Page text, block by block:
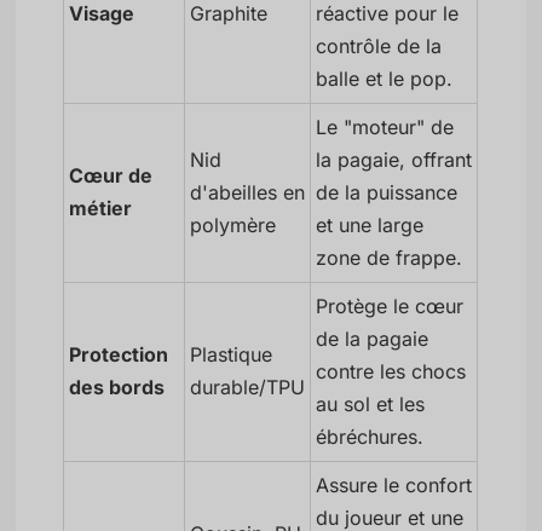
Visage Graphite
réactive pour le
contrôle de la
balle et le pop.
Cœur de
métier
Nid
d'abeilles en
polymère
Le "moteur" de
la pagaie, offrant
de la puissance
et une large
zone de frappe.
Protection
des bords
Plastique
durable/TPU
Protège le cœur
de la pagaie
contre les chocs
au sol et les
ébréchures.
Assure le confort
du joueur et une